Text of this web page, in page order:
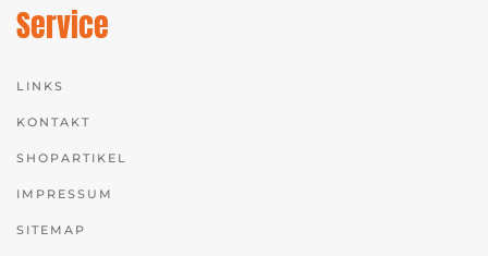
Service
LINKS
KONTAKT
SHOPARTIKEL
IMPRESSUM
SITEMAP